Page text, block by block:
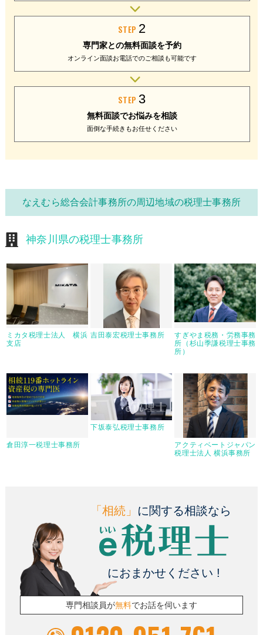
STEP 2
専門家との無料面談を予約
オンライン面談お電話でのご相談も可能です
STEP 3
無料面談でお悩みを相談
面倒な手続きもお任せください
なえむら総合会計事務所の周辺地域の税理士事務所
神奈川県の税理士事務所
ミカタ税理士法人 横浜
支店
吉田泰宏税理士事務所
すぎやま税務・労務事務
所（杉山季謙税理士事務
所）
倉田淳一税理士事務所
下坂泰弘税理士事務所
アクティベートジャパン
税理士法人 横浜事務所
「相続」 に関する相談なら
におまかせください !
専門相談員が無料でお話を伺います